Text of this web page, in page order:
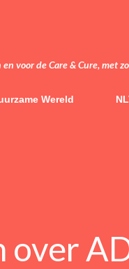
voor de Care & Cure, met
Wereld